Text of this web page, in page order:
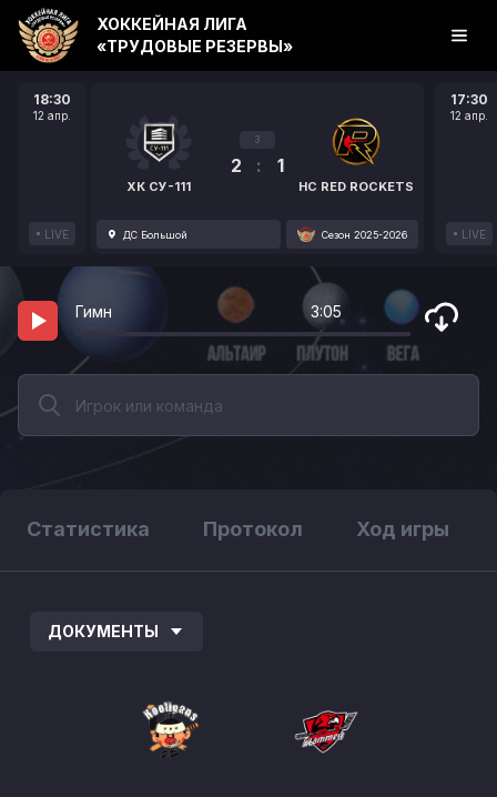
18:30
12 апр.
LIVE
ХК СУ-111
3
2 : 1
HC RED ROCKETS
ДС Большой Сезон 2025-2026
17:30
12 апр.
LIVE
ХОККЕЙНАЯ ЛИГА
«ТРУДОВЫЕ РЕЗЕРВЫ»
Гимн 3:05
Статистика Протокол Ход игры
ДОКУМЕНТЫ